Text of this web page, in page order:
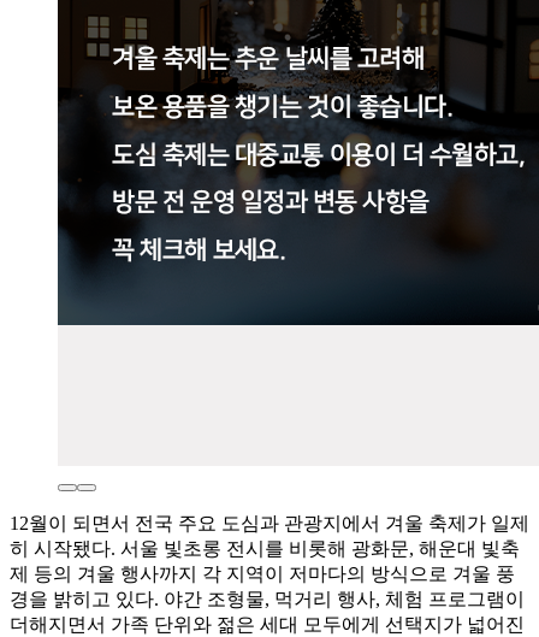
12월이 되면서 전국 주요 도심과 관광지에서 겨울 축제가 일제
히 시작됐다. 서울 빛초롱 전시를 비롯해 광화문, 해운대 빛축
제 등의 겨울 행사까지 각 지역이 저마다의 방식으로 겨울 풍
경을 밝히고 있다. 야간 조형물, 먹거리 행사, 체험 프로그램이
더해지면서 가족 단위와 젊은 세대 모두에게 선택지가 넓어진